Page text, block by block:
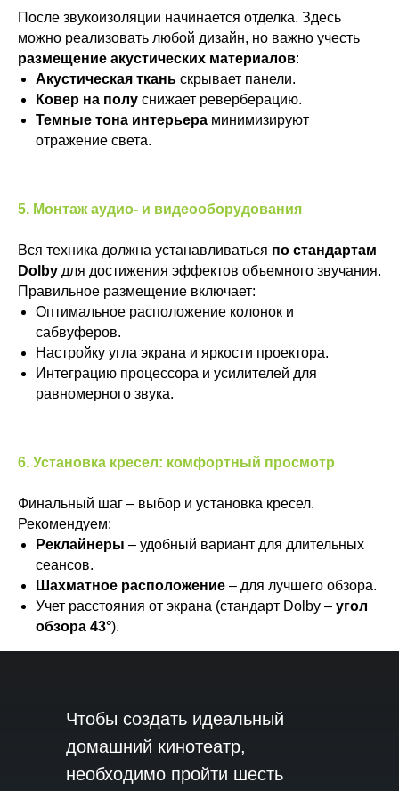
После звукоизоляции начинается отделка. Здесь
можно реализовать любой дизайн, но важно учесть
размещение акустических материалов:
Акустическая ткань скрывает панели.
Ковер на полу снижает реверберацию.
Темные тона интерьера минимизируют
отражение света.
5. Монтаж аудио- и видеооборудования
Вся техника должна устанавливаться по стандартам
Dolby для достижения эффектов объемного звучания.
Правильное размещение включает:
Оптимальное расположение колонок и
сабвуферов.
Настройку угла экрана и яркости проектора.
Интеграцию процессора и усилителей для
равномерного звука.
6. Установка кресел: комфортный просмотр
Финальный шаг – выбор и установка кресел.
Рекомендуем:
Реклайнеры – удобный вариант для длительных
сеансов.
Шахматное расположение – для лучшего обзора.
Учет расстояния от экрана (стандарт Dolby – угол
обзора 43°).
Чтобы создать идеальный
домашний кинотеатр,
необходимо пройти шесть